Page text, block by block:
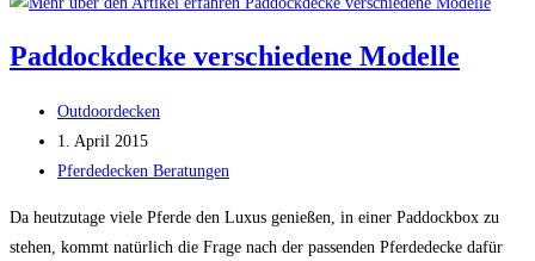
Paddockdecke verschiedene Modelle
Beitrags-
Autor:
Outdoordecken
Beitrag
veröffentlicht:
1. April 2015
Beitrags-
Pferdedecken Beratungen
Da heutzutage viele Pferde den Luxus genießen, in einer Paddockbox zu
stehen, kommt natürlich die Frage nach der passenden Pferdedecke dafür